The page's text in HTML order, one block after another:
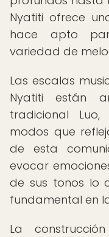
Nyatiti ofrece
hace apto
variedad de
Las escalas
Nyatiti están
tradicional
modos que
de esta
evocar
de sus tonos lo
fundamental en
La